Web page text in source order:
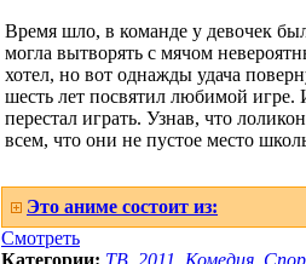
Время шло, в команде у девочек
могла вытворять с мячом
хотел, но вот однажды удача
шесть лет посвятил любимой игре.
перестал играть. Узнав, что
всем, что они не пустое место
Это аниме состоит из:
Смотреть